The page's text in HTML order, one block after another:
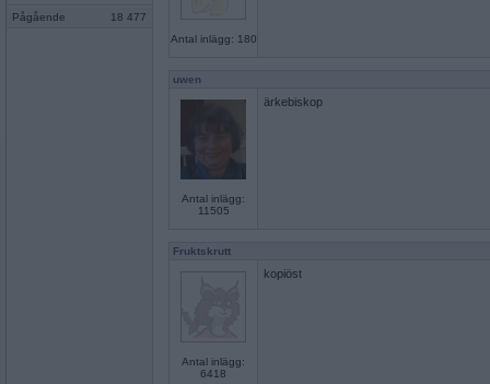
Pågående 18 477
Antal inlägg: 180
uwen
Antal inlägg:
11505
ärkebiskop
Fruktskrutt
Antal inlägg:
6418
kopiöst